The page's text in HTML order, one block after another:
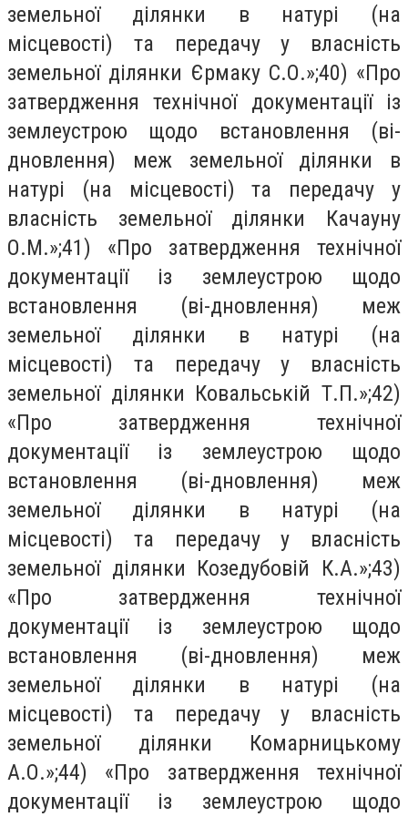
земельної ділянки в натурі (на
місцевості) та передачу у власність
земельної ділянки Єрмаку С.О.»;40) «Про
затвердження технічної документації із
землеустрою щодо встановлення (ві-
дновлення) меж земельної ділянки в
натурі (на місцевості) та передачу у
власність земельної ділянки Качауну
О.М.»;41) «Про затвердження технічної
документації із землеустрою щодо
встановлення (ві-дновлення) меж
земельної ділянки в натурі (на
місцевості) та передачу у власність
земельної ділянки Ковальській Т.П.»;42)
«Про затвердження технічної
документації із землеустрою щодо
встановлення (ві-дновлення) меж
земельної ділянки в натурі (на
місцевості) та передачу у власність
земельної ділянки Козедубовій К.А.»;43)
«Про затвердження технічної
документації із землеустрою щодо
встановлення (ві-дновлення) меж
земельної ділянки в натурі (на
місцевості) та передачу у власність
земельної ділянки Комарницькому
А.О.»;44) «Про затвердження технічної
документації із землеустрою щодо